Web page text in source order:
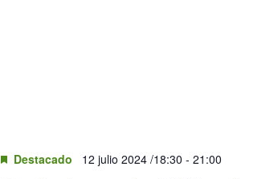
Destacado 12 julio 2024 /18:30 -21:00